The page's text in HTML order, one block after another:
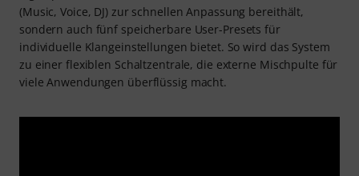
(Music, Voice, DJ) zur schnellen Anpassung bereithält,
sondern auch fünf speicherbare User-Presets für
individuelle Klangeinstellungen bietet. So wird das System
zu einer flexiblen Schaltzentrale, die externe Mischpulte für
viele Anwendungen überflüssig macht.